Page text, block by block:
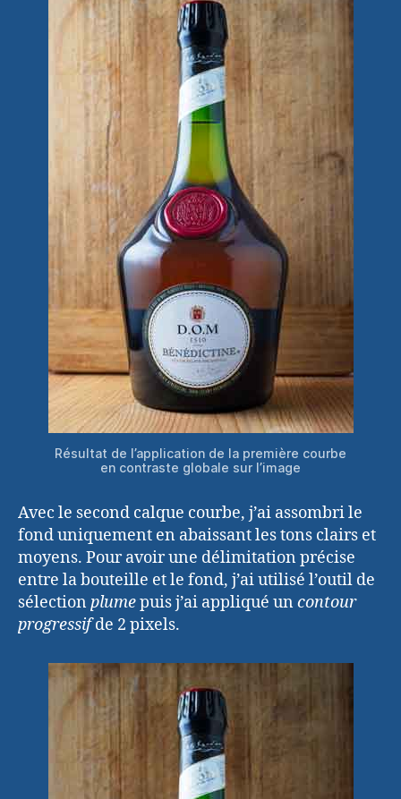
Résultat de l’application de la première courbe
en contraste globale sur l’image
Avec le second calque courbe, j’ai assombri le
fond uniquement en abaissant les tons clairs et
moyens. Pour avoir une délimitation précise
entre la bouteille et le fond, j’ai utilisé l’outil de
sélection plumepuis j’ai appliqué un contour
progressifde 2 pixels.